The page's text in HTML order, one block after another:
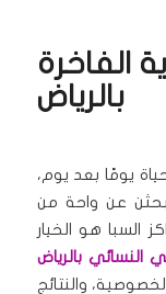
الفاخرة
يومًا بعد يوم،
عن واحة من
السبا هو الخيار
النسائي بالرياض
والنتائج